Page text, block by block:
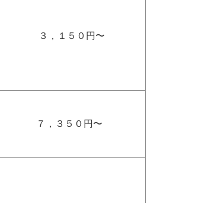
３，１５０円〜
７，３５０円〜